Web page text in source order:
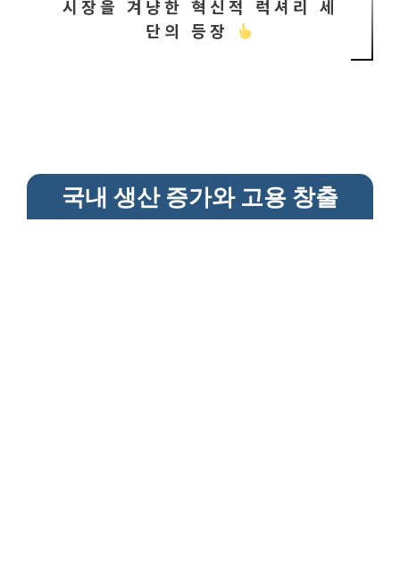
시장을 겨냥한 혁신적 럭셔리 세
단의 등장
국내 생산 증가와 고용 창출